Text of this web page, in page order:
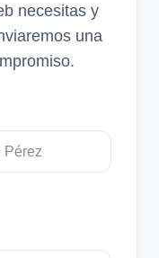
necesitas y
una